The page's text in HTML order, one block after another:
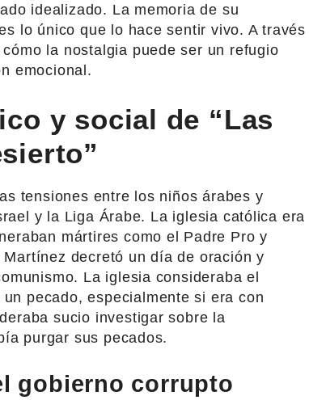
idealizado. La memoria de su
lo único que lo hace sentir vivo. A través
la nostalgia puede ser un refugio
emocional.
y social de “Las
tensiones entre los niños árabes y
y la Liga Árabe. La iglesia católica era
mártires como el Padre Pro y
decretó un día de oración y
La iglesia consideraba el
pecado, especialmente si era con
sucio investigar sobre la
purgar sus pecados.
gobierno corrupto